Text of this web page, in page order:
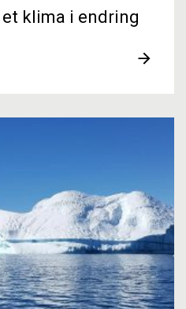
klima i endring